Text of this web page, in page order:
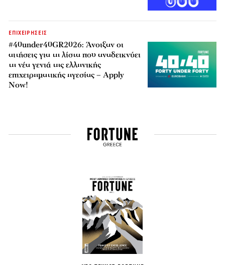
ΕΠΙΧΕΙΡΗΣΕΙΣ
#40under40GR2026: Άνοιξαν οι
αιτήσεις για τη λίστα που αναδεικνύει
τη νέα γενιά της ελληνικής
επιχειρηματικής ηγεσίας – Apply
Now!